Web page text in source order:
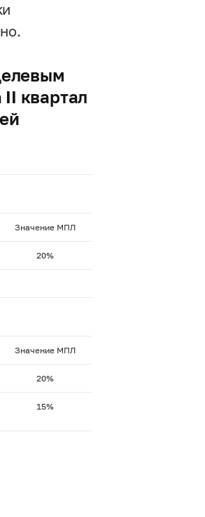
квартал
Значение МПЛ
20%
Значение МПЛ
20%
15%